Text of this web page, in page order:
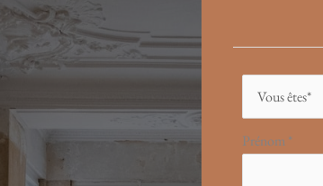
avec
Prénom*